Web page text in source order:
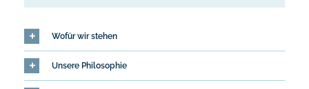
Wofür wir stehen
Unsere Philosophie